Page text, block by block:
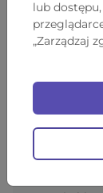
branżą
ośmiu
prowadzi
lub
„Zarządzaj